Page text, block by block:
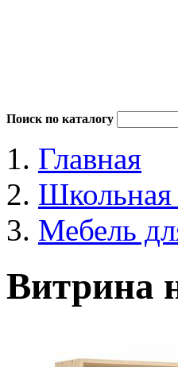
Поиск по каталогу
Главная
Школьная
Мебель
Витрина